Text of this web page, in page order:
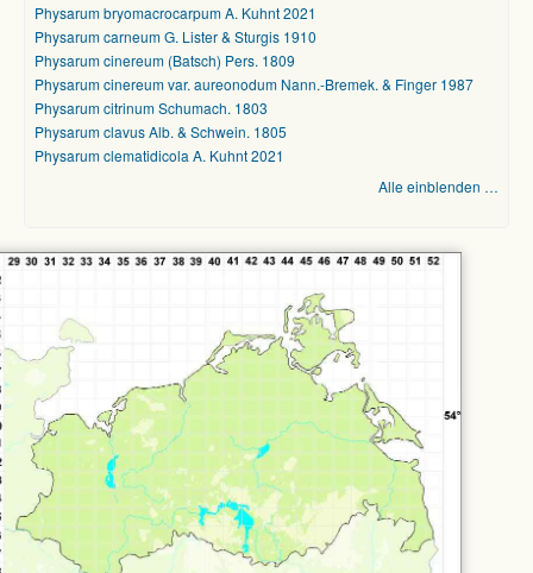
Physarum bryomacrocarpum A. Kuhnt 2021
Physarum carneum G. Lister & Sturgis 1910
Physarum cinereum (Batsch) Pers. 1809
Physarum cinereum var. aureonodum Nann.-Bremek. & Finger 1987
Physarum citrinum Schumach. 1803
Physarum clavus Alb. & Schwein. 1805
Physarum clematidicola A. Kuhnt 2021
Alle einblenden …